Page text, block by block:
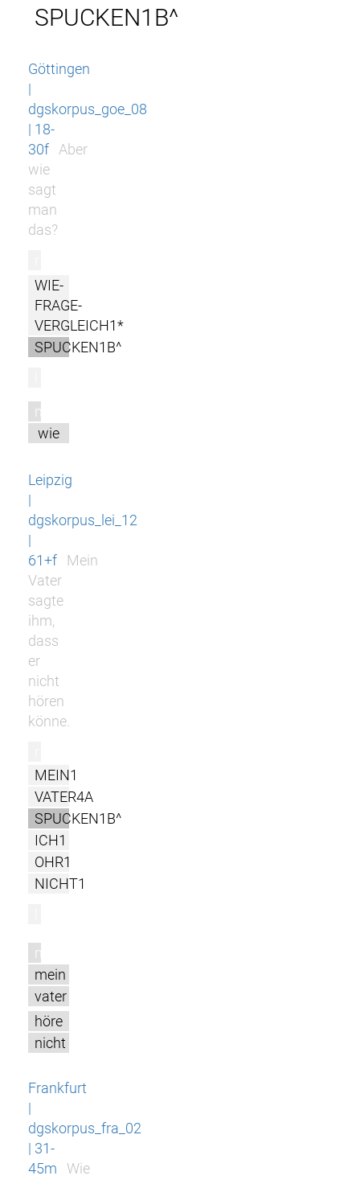
SPUCKEN1B^
Göttingen
|
dgskorpus_goe_08
| 18-
30f
Aber
wie
sagt
man
das?
WIE-
FRAGE-
VERGLEICH1*
SPUCKEN1B^
m
wie
Leipzig
|
dgskorpus_lei_12
|
61+f
Mein
Vater
sagte
ihm,
dass
er
nicht
hören
könne.
MEIN1
VATER4A
SPUCKEN1B^
ICH1
OHR1
NICHT1
m
mein
vater
höre
nicht
Frankfurt
|
dgskorpus_fra_02
| 31-
45m
Wie